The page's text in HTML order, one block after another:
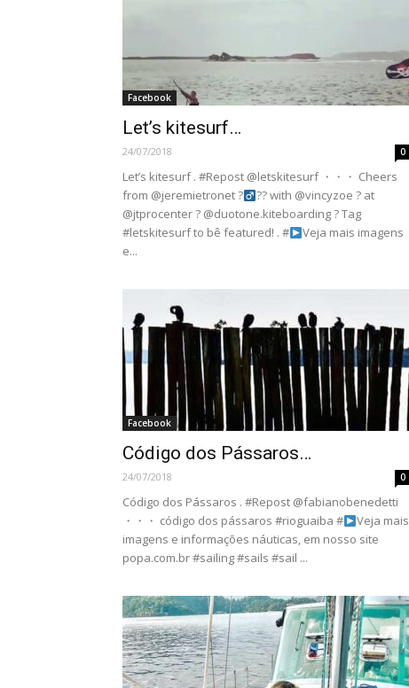
Facebook
Let’s kitesurf…
24/07/2018 0
Let’s kitesurf . #Repost @letskitesurf ・・・ Cheers
from @jeremietronet ?‍
?? with @vincyzoe ? at
@jtprocenter ? @duotone.kiteboarding ? Tag
#letskitesurf to bê featured! . #
Veja mais imagens
e...
Facebook
Código dos Pássaros…
24/07/2018 0
Código dos Pássaros . #Repost @fabianobenedetti
・・・ código dos pássaros #rioguaiba #
Veja mais
imagens e informações náuticas, em nosso site
popa.com.br #sailing #sails #sail ...